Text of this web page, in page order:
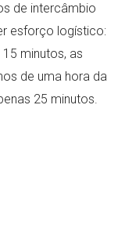
de intercâmbio
esforço logístico:
minutos, as
de uma hora da
25 minutos.